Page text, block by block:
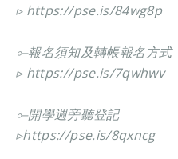
▹ https://pse.is/84wg8p
⟜報名須知及轉帳報名方
▹ https://pse.is/7qwhwv
⟜開學週旁聽登記
▹https://pse.is/8qxncg